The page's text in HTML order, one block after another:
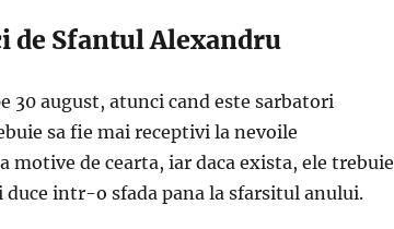
de Sfantul Alexandru
30 august, atunci cand este sarbatori
sa fie mai receptivi la nevoile
motive de cearta, iar daca exista, ele trebuie
duce intr-o sfada pana la sfarsitul anului.